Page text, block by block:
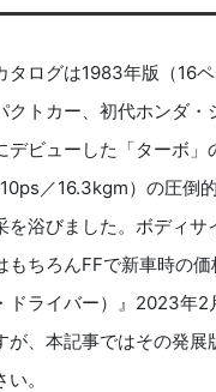
ログは1983年版（16
クトカー、初代ホンダ
デビューした「ターボ
／16.3kgm）の圧
を浴びました。ボディ
もちろんFFで新車時の
ドライバー）』2023年
が、本記事ではその発
い。